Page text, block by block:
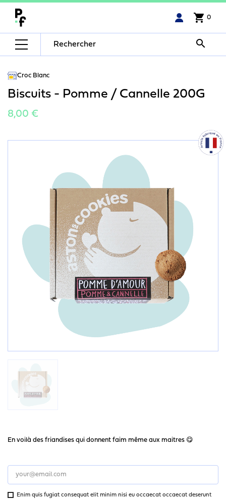
shopping_cart 0

Croc Blanc
Biscuits - Pomme / Cannelle 200G
8,00 €
En voilà des friandises qui donnent faim même aux maitres 😋
Enim quis fugiat consequat elit minim nisi eu occaecat occaecat deserunt